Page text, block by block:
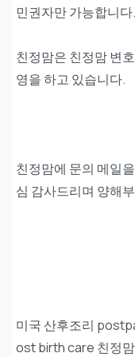
민권자만 가능합니다.
친정맘은 친정맘 변
영을 하고 있습니다.
친정맘에 문의 메일
심 감사드리며 양해
미국 산후조리
ost birth care 친정